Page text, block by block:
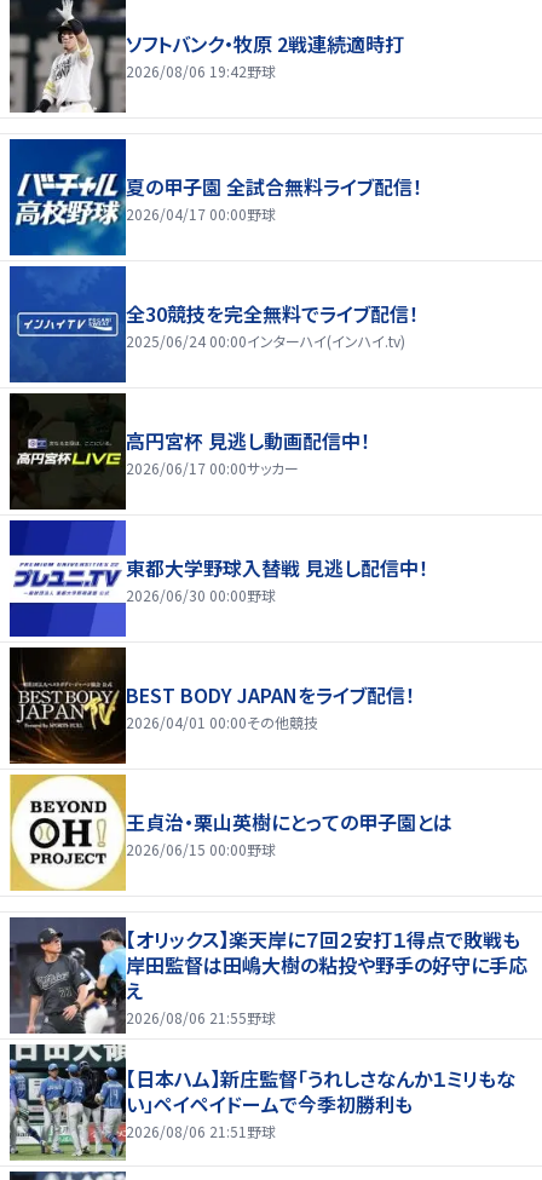
ソフトバンク・牧原 2戦連続適時打
2026/08/06 19:42野球
夏の甲子園 全試合無料ライブ配信！
2026/04/17 00:00野球
全30競技を完全無料でライブ配信！
2025/06/24 00:00インターハイ(インハイ.tv)
高円宮杯 見逃し動画配信中！
2026/06/17 00:00サッカー
東都大学野球入替戦 見逃し配信中！
2026/06/30 00:00野球
BEST BODY JAPANをライブ配信！
2026/04/01 00:00その他競技
王貞治・栗山英樹にとっての甲子園とは
2026/06/15 00:00野球
【オリックス】楽天岸に７回２安打１得点で敗戦も
岸田監督は田嶋大樹の粘投や野手の好守に手応
え
2026/08/06 21:55野球
【日本ハム】新庄監督「うれしさなんか１ミリもな
い」ペイペイドームで今季初勝利も
2026/08/06 21:51 野球